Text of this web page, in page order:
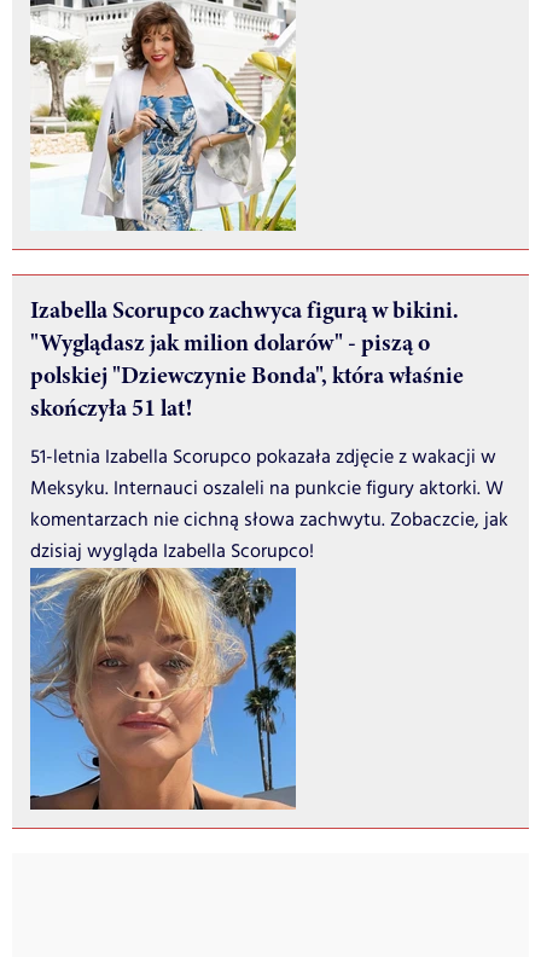
Izabella Scorupco zachwyca figurą w bikini.
"Wyglądasz jak milion dolarów" - piszą o
polskiej "Dziewczynie Bonda", która właśnie
skończyła 51 lat!
51-letnia Izabella Scorupco pokazała zdjęcie z wakacji w
Meksyku. Internauci oszaleli na punkcie figury aktorki. W
komentarzach nie cichną słowa zachwytu. Zobaczcie, jak
dzisiaj wygląda Izabella Scorupco!